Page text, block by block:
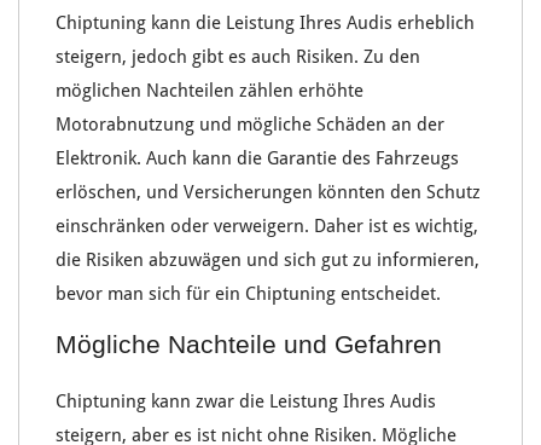
Chiptuning kann die Leistung Ihres Audis erheblich
steigern, jedoch gibt es auch Risiken. Zu den
möglichen Nachteilen zählen erhöhte
Motorabnutzung und mögliche Schäden an der
Elektronik. Auch kann die Garantie des Fahrzeugs
erlöschen, und Versicherungen könnten den Schutz
einschränken oder verweigern. Daher ist es wichtig,
die Risiken abzuwägen und sich gut zu informieren,
bevor man sich für ein Chiptuning entscheidet.
Mögliche Nachteile und Gefahren
Chiptuning kann zwar die Leistung Ihres Audis
steigern, aber es ist nicht ohne Risiken. Mögliche